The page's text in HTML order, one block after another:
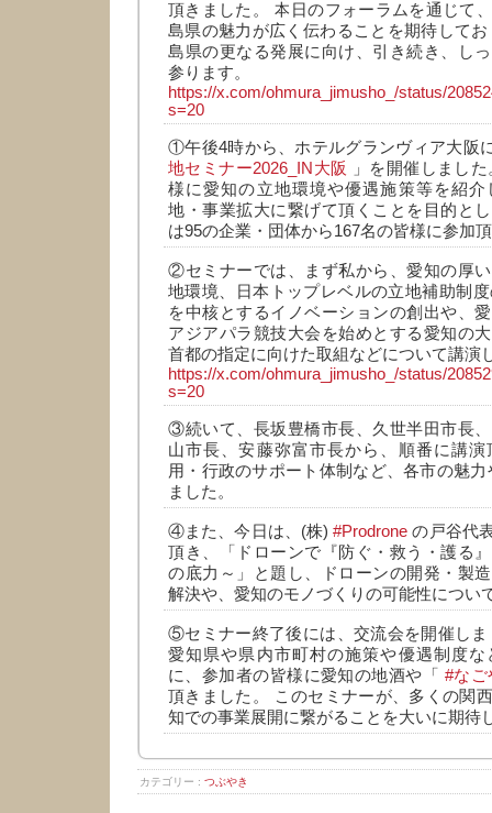
頂きました。 本日のフォーラムを通じて
島県の魅力が広く伝わることを期待して
島県の更なる発展に向け、引き続き、し
参ります。
https://x.com/ohmura_jimusho_/status/
s=20
①午後4時から、ホテルグランヴィア大阪
地セミナー2026_IN大阪
」を開催しまし
様に愛知の立地環境や優遇施策等を紹
地・事業拡大に繋げて頂くことを目的と
は95の企業・団体から167名の皆様に参加
②セミナーでは、まず私から、愛知の厚
地環境、日本トップレベルの立地補助制
を中核とするイノベーションの創出や、
アジアパラ競技大会を始めとする愛知の
首都の指定に向けた取組などについて講演
https://x.com/ohmura_jimusho_/status/
s=20
③続いて、長坂豊橋市長、久世半田市長
山市長、安藤弥富市長から、順番に講
用・行政のサポート体制など、各市の魅
ました。
④また、今日は、(株)#Prodrone の戸谷代
頂き、「ドローンで『防ぐ・救う・護る
の底力～」と題し、ドローンの開発・製
解決や、愛知のモノづくりの可能性につい
⑤セミナー終了後には、交流会を開催し
愛知県や県内市町村の施策や優遇制度
に、参加者の皆様に愛知の地酒や「 #なご
頂きました。 このセミナーが、多くの関
知での事業展開に繋がることを大いに期待
カテゴリー : つぶやき